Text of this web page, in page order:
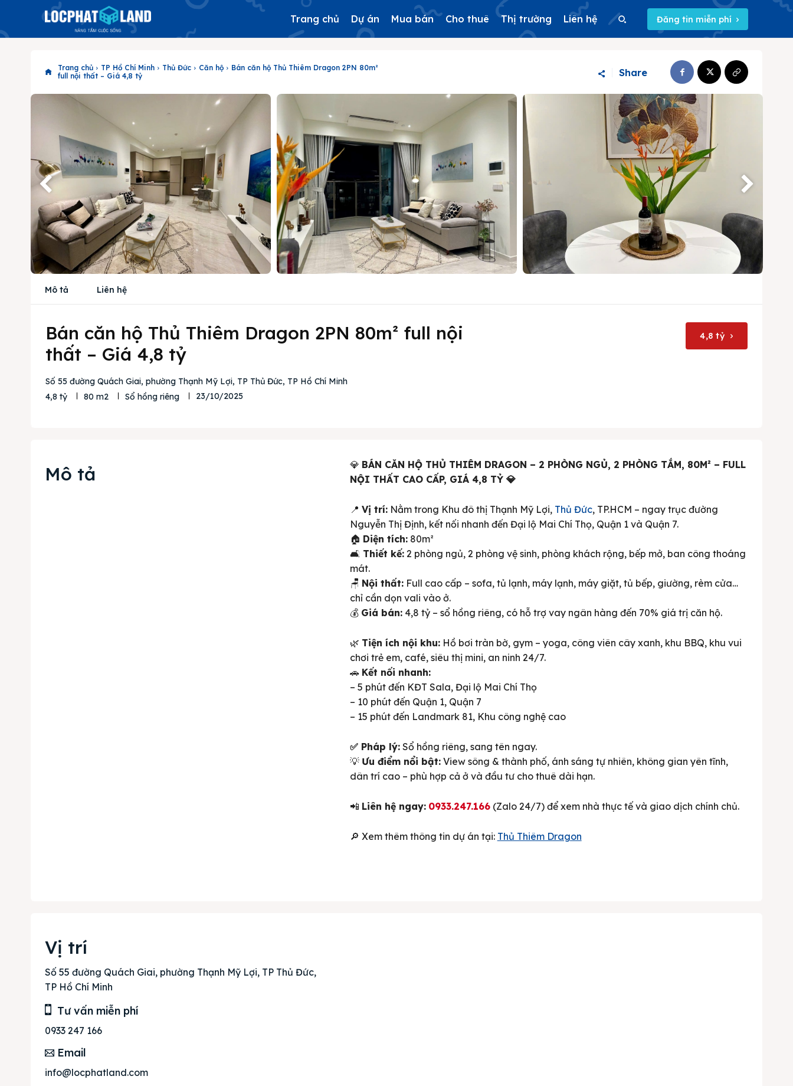
Search
Search
Phiên bản cập nhật V3
& tìm kiếm nhanh chóng hơn
Trang chủ Dự án Mua bán Cho thuê Thị trường Liên hệ Đăng tin miễn phí
Trang chủ TP Hồ Chí Minh Thủ Đức Căn hộ
Bán căn hộ Thủ Thiêm Dragon 2PN 80m²
full nội thất – Giá 4,8 tỷ
Share
Mô tả Liên hệ
Bán căn hộ Thủ Thiêm Dragon 2PN 80m² full nội
thất – Giá 4,8 tỷ
Số 55 đường Quách Giai, phường Thạnh Mỹ Lợi, TP Thủ Đức, TP Hồ Chí Minh
4,8 tỷ
80 m2 Sổ hồng riêng 23/10/2025
4,8 tỷ
Mô tả 💎 BÁN CĂN HỘ THỦ THIÊM DRAGON – 2 PHÒNG NGỦ, 2 PHÒNG TẮM, 80M² – FULL
NỘI THẤT CAO CẤP, GIÁ 4,8 TỶ 💎
📍 Vị trí:Nằm trong Khu đô thị Thạnh Mỹ Lợi, Thủ Đức, TP.HCM – ngay trục đường
Nguyễn Thị Định, kết nối nhanh đến Đại lộ Mai Chí Thọ, Quận 1 và Quận 7.
🏠 Diện tích:80m²
🛋 Thiết kế:2 phòng ngủ, 2 phòng vệ sinh, phòng khách rộng, bếp mở, ban công thoáng
mát.
🪑 Nội thất:Full cao cấp – sofa, tủ lạnh, máy lạnh, máy giặt, tủ bếp, giường, rèm cửa…
chỉ cần dọn vali vào ở.
💰 Giá bán:4,8 tỷ – sổ hồng riêng, có hỗ trợ vay ngân hàng đến 70% giá trị căn hộ.
🌿 Tiện ích nội khu:Hồ bơi tràn bờ, gym – yoga, công viên cây xanh, khu BBQ, khu vui
chơi trẻ em, café, siêu thị mini, an ninh 24/7.
🚗 Kết nối nhanh:
– 5 phút đến KĐT Sala, Đại lộ Mai Chí Thọ
– 10 phút đến Quận 1, Quận 7
– 15 phút đến Landmark 81, Khu công nghệ cao
✅ Pháp lý:Sổ hồng riêng, sang tên ngay.
💡 Ưu điểm nổi bật:View sông & thành phố, ánh sáng tự nhiên, không gian yên tĩnh,
dân trí cao – phù hợp cả ở và đầu tư cho thuê dài hạn.
📲 Liên hệ ngay: 0933.247.166(Zalo 24/7) để xem nhà thực tế và giao dịch chính chủ.
🔎 Xem thêm thông tin dự án tại: Thủ Thiêm Dragon
Vị trí
Số 55 đường Quách Giai, phường Thạnh Mỹ Lợi, TP Thủ Đức,
TP Hồ Chí Minh
Tư vấn miễn phí
0933 247 166
Email
info@locphatland.com